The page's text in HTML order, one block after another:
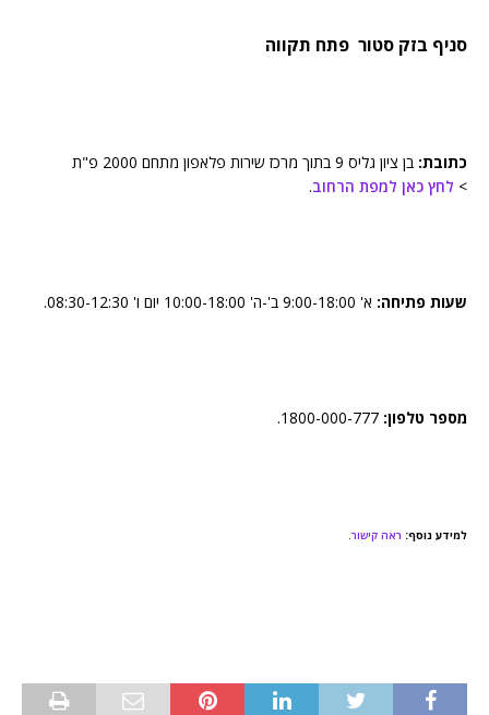
סניף בזק סטור פתח תקווה
כתובת: בן ציון גליס 9 בתוך מרכז שירות פלאפון מתחם 2000 פ"ת
> לחץ כאן למפת הרחוב.
שעות פתיחה: א' 9:00-18:00 ב'-ה' 10:00-18:00 יום ו' 08:30-12:30.
מספר טלפון:
למידע נוסף: ראה קישור.